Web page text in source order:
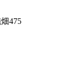
475